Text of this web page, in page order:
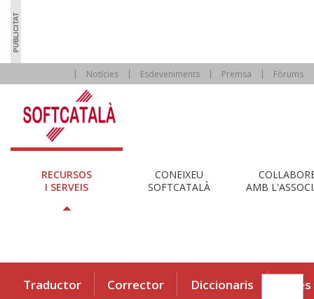
Notícies Esdeveniments Premsa Fòrums
RECURSOS
I SERVEIS
CONEIXEU
SOFTCATALÀ
AMB
Traductor Corrector Diccionaris Eines